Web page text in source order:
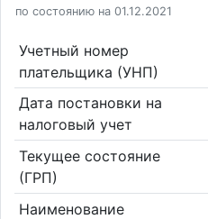
по состоянию на 01.12.2021
Учетный номер
плательщика (УНП)
Дата постановки на
налоговый учет
Текущее состояние
(ГРП)
Наименование